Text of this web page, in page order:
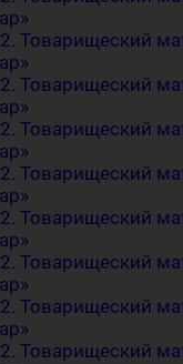
Товарищеский
Товарищеский
Товарищеский
Товарищеский
Товарищеский
Товарищеский
Товарищеский
Товарищеский